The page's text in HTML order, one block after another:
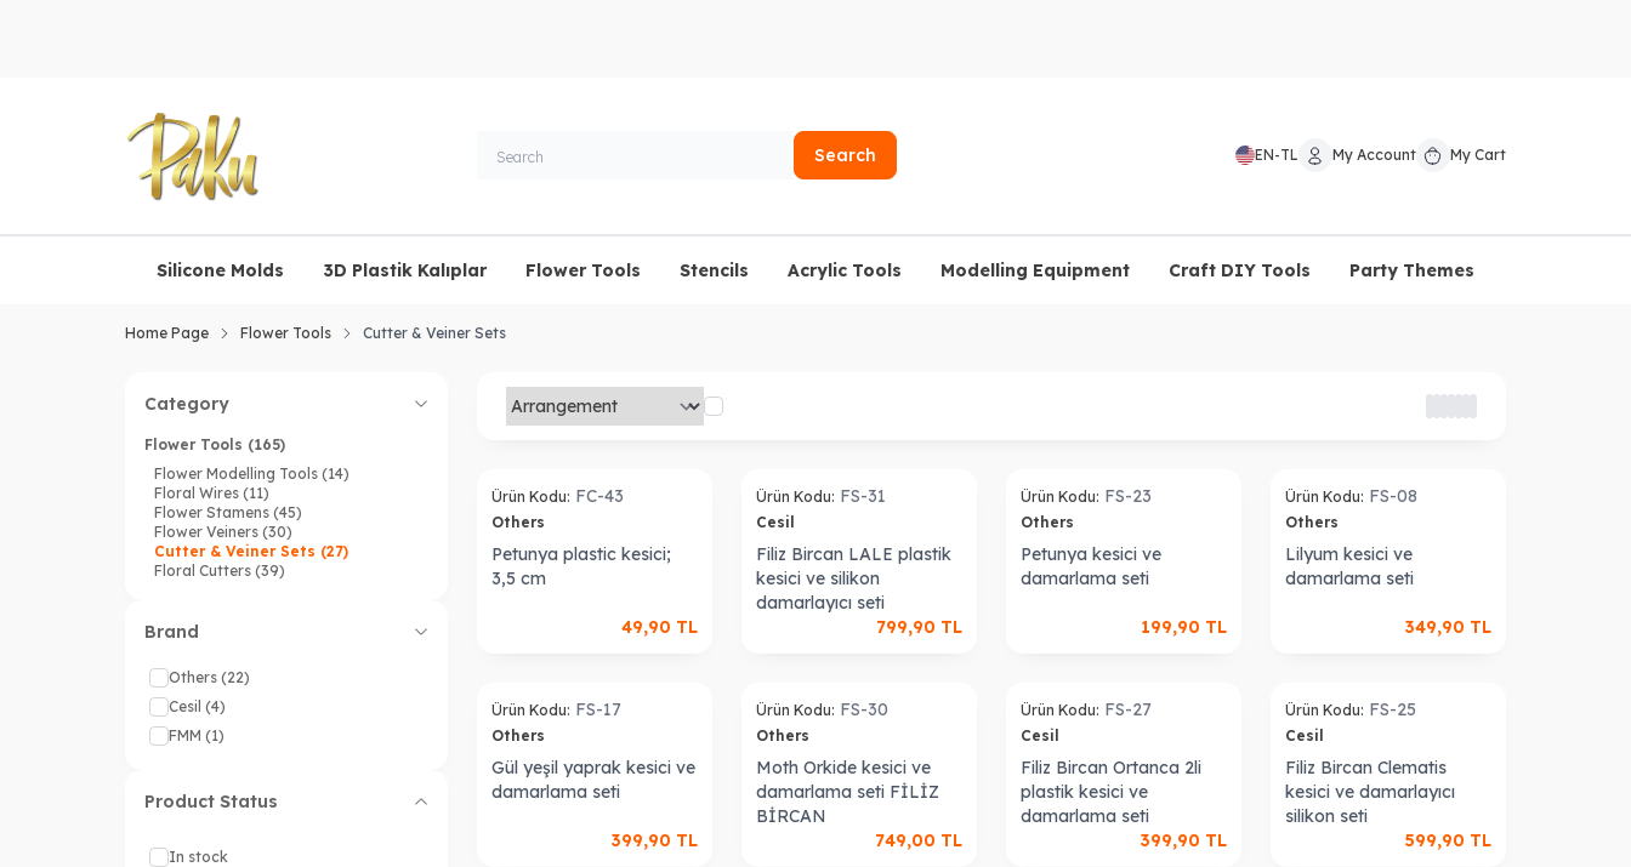
Search EN-TL My Account My Cart
Silicone Molds 3D Plastik Kalıplar Flower Tools Stencils Acrylic Tools Modelling Equipment Craft DIY Tools Party Themes
Home Page Flower Tools Cutter & Veiner Sets
Category
Flower Tools (165)
Flower Modelling Tools (14)
Floral Wires (11)
Flower Stamens (45)
Flower Veiners (30)
Cutter & Veiner Sets (27)
Floral Cutters (39)
Brand
Others (22)
Cesil (4)
FMM (1)
Product Status
In stock
Ürün Kodu: FC-43
Others
Petunya plastic kesici;
3,5 cm
49,90 TL
Ürün Kodu: FS-31
Cesil
Filiz Bircan LALE plastik
kesici ve silikon
damarlayıcı seti
799,90 TL
Ürün Kodu: FS-23
Others
Petunya kesici ve
damarlama seti
199,90 TL
Ürün Kodu: FS-08
Others
Lilyum kesici ve
damarlama seti
349,90 TL
Ürün Kodu: FS-17
Others
Gül yeşil yaprak kesici ve
damarlama seti
399,90 TL
Ürün Kodu: FS-30
Others
Moth Orkide kesici ve
damarlama seti FİLİZ
BİRCAN
749,00 TL
Ürün Kodu: FS-27
Cesil
Filiz Bircan Ortanca 2li
plastik kesici ve
damarlama seti
399,90 TL
Ürün Kodu: FS-25
Cesil
Filiz Bircan Clematis
kesici ve damarlayıcı
silikon seti
599,90 TL